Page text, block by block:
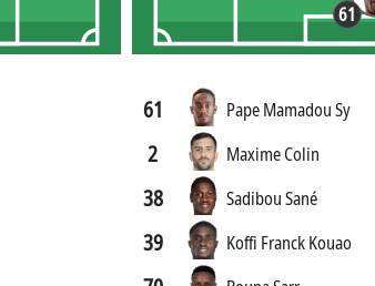
61
61 Pape Mamadou Sy
2 Maxime Colin
38 Sadibou Sané
39 Koffi Franck Kouao